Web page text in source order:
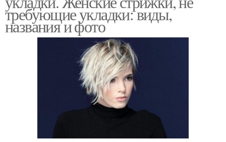
требующие укладки: виды,
названия и фото